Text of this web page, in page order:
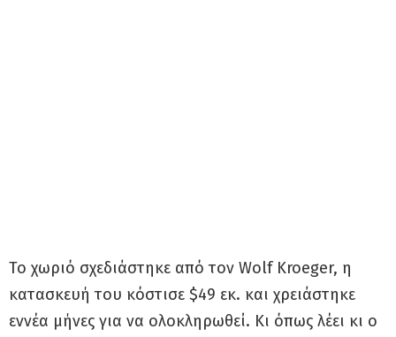
Το χωριό σχεδιάστηκε από τον Wolf Kroeger, η
κατασκευή του κόστισε $49 εκ. και χρειάστηκε
εννέα μήνες για να ολοκληρωθεί. Κι όπως λέει κι ο